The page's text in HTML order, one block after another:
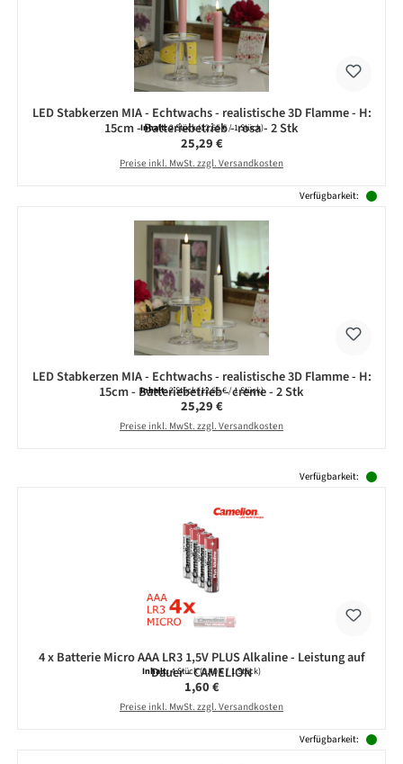
LED Stabkerzen MIA - Echtwachs - realistische 3D Flamme - H:
15cm - Batteriebetrieb - rosa - 2 Stk
Inhalt:2 Stück(12,65 € / 1 Stück)
Regulärer Preis:
25,29 €
Preise inkl. MwSt. zzgl. Versandkosten
Verfügbarkeit:
LED Stabkerzen MIA - Echtwachs - realistische 3D Flamme - H:
15cm - Batteriebetrieb - creme - 2 Stk
Inhalt:2 Stück(12,65 € / 1 Stück)
Regulärer Preis:
25,29 €
Preise inkl. MwSt. zzgl. Versandkosten
Verfügbarkeit:
4 x Batterie Micro AAA LR3 1,5V PLUS Alkaline - Leistung auf
Dauer - CAMELION
Inhalt:4 Stück(0,40 € / 1 Stück)
Regulärer Preis:
1,60 €
Preise inkl. MwSt. zzgl. Versandkosten
Verfügbarkeit: